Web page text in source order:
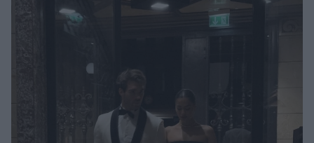
Hautes Grecians